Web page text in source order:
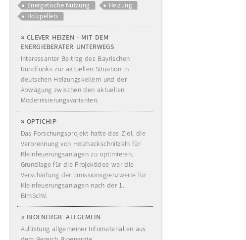
Energetische Nutzung
Heizung
Holzpellets
CLEVER HEIZEN - MIT DEM
ENERGIEBERATER UNTERWEGS
Interessanter Beitrag des Bayrischen
Rundfunks zur aktuellen Situation in
deutschen Heizungskellern und der
Abwägung zwischen den aktuellen
Modernisierungsvarianten.
OPTICHIP
Das Forschungsprojekt hatte das Ziel, die
Verbrennung von Holzhackschnitzeln für
Kleinfeuerungsanlagen zu optimieren.
Grundlage für die Projektidee war die
Verschärfung der Emissionsgrenzwerte für
Kleinfeuerungsanlagen nach der 1.
BImSchV.
BIOENERGIE ALLGEMEIN
Auflistung allgemeiner Infomaterialien aus